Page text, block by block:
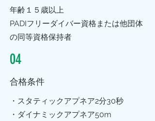
年齢１５歳以上
PADIフリーダイバー資格または他団体
の同等資格保持者
04
合格条件
・スタティックアプネア2分30秒
​・ダイナミックアプネア50m